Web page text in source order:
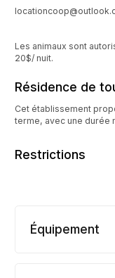
Les animaux sont
20$/ nuit.
Résidence de
Cet établissement
terme, avec une durée
Restrictions
Équipement